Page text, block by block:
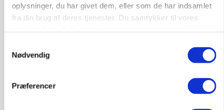
oplysninger, du har givet dem, eller som de har indsamlet
fra din brug af deres tjenester. Du samtykker til vores
Nødvendig
Præferencer
Annonce
Markvandring sætter fokus på elefantgræs